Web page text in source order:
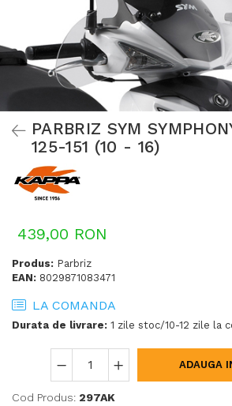
PARBRIZ SYM
125-151 (10 - 16)
439,00 RON
Produs: Parbriz
EAN: 8029871083471
LA COMANDA
Durata de livrare: 1 zile stoc/10-12 zile la
ADAUGA
Cod Produs: 297AK